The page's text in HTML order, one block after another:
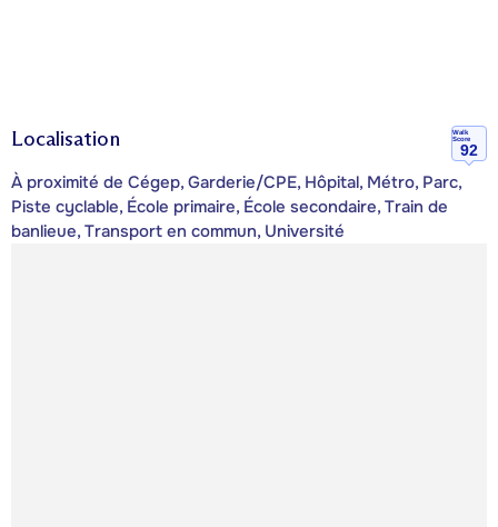
Localisation
Walk
Score
92
À proximité de Cégep, Garderie/CPE, Hôpital, Métro, Parc,
Piste cyclable, École primaire, École secondaire, Train de
banlieue, Transport en commun, Université